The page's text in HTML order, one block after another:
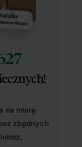
na miarę.
zbędnych